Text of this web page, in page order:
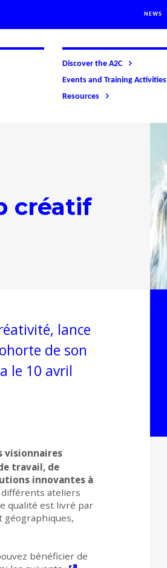
NEWS
Discover the A2C
Events and Training Activities
Resources
créatif
lance
de son
le 10 avril
visionnaires
travail, de
innovantes à
différents ateliers
qualité est livré par
géographiques,
bénéficier de